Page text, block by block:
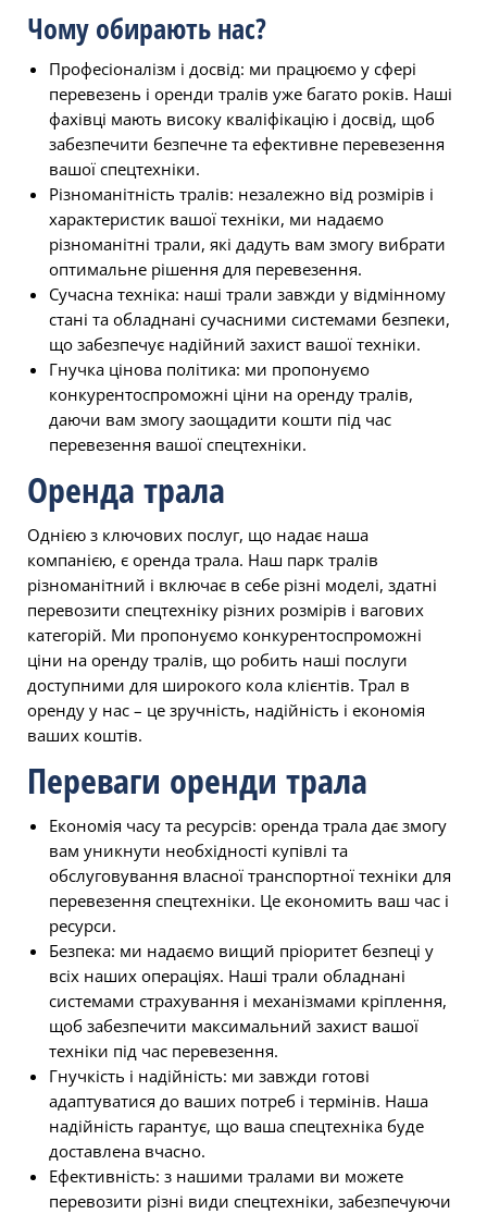
Чому обирають нас?
Професіоналізм і досвід: ми працюємо у сфері
перевезень і оренди тралів уже багато років. Наші
фахівці мають високу кваліфікацію і досвід, щоб
забезпечити безпечне та ефективне перевезення
вашої спецтехніки.
Різноманітність тралів: незалежно від розмірів і
характеристик вашої техніки, ми надаємо
різноманітні трали, які дадуть вам змогу вибрати
оптимальне рішення для перевезення.
Сучасна техніка: наші трали завжди у відмінному
стані та обладнані сучасними системами безпеки,
що забезпечує надійний захист вашої техніки.
Гнучка цінова політика: ми пропонуємо
конкурентоспроможні ціни на оренду тралів,
даючи вам змогу заощадити кошти під час
перевезення вашої спецтехніки.
Оренда трала
Однією з ключових послуг, що надає наша
компанією, є оренда трала. Наш парк тралів
різноманітний і включає в себе різні моделі, здатні
перевозити спецтехніку різних розмірів і вагових
категорій. Ми пропонуємо конкурентоспроможні
ціни на оренду тралів, що робить наші послуги
доступними для широкого кола клієнтів. Трал в
оренду у нас – це зручність, надійність і економія
ваших коштів.
Переваги оренди трала
Економія часу та ресурсів: оренда трала дає змогу
вам уникнути необхідності купівлі та
обслуговування власної транспортної техніки для
перевезення спецтехніки. Це економить ваш час і
ресурси.
Безпека: ми надаємо вищий пріоритет безпеці у
всіх наших операціях. Наші трали обладнані
системами страхування і механізмами кріплення,
щоб забезпечити максимальний захист вашої
техніки під час перевезення.
Гнучкість і надійність: ми завжди готові
адаптуватися до ваших потреб і термінів. Наша
надійність гарантує, що ваша спецтехніка буде
доставлена вчасно.
Ефективність: з нашими тралами ви можете
перевозити різні види спецтехніки, забезпечуючи